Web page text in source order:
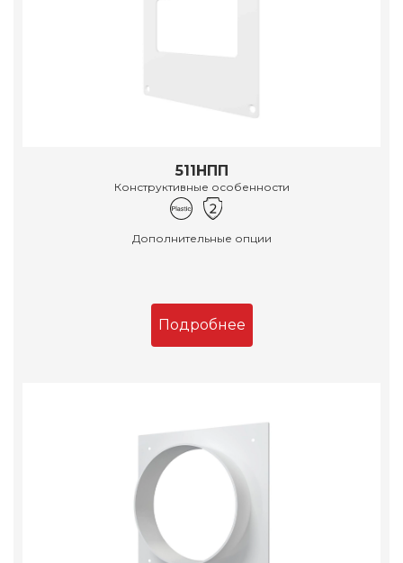
511НПП
Конструктивные особенности
Дополнительные опции
Подробнее